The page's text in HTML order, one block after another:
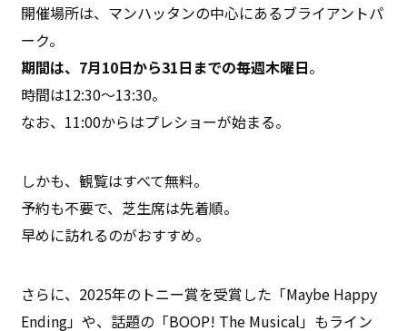
開催場所は、マンハッタンの中心にあるブライアントパ
ーク。
期間は、7月10日から31日までの毎週木曜日。
時間は12:30〜13:30。
なお、11:00からはプレショーが始まる。
しかも、観覧はすべて無料。
予約も不要で、芝生席は先着順。
早めに訪れるのがおすすめ。
さらに、2025年のトニー賞を受賞した「Maybe Happy
Ending」や、話題の「BOOP! The Musical」もライン